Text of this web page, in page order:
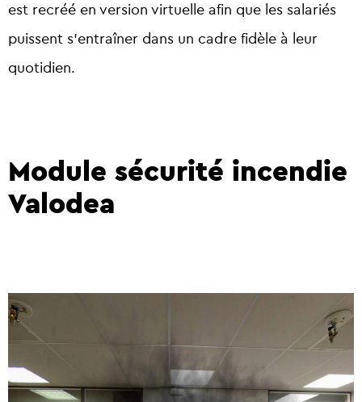
est recréé en version virtuelle afin que les salariés
puissent s’entraîner dans un cadre fidèle à leur
quotidien.
Module sécurité incendie
Valodea